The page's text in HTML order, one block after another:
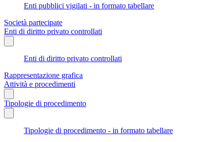
Enti pubblici vigilati - in formato tabellare
Società partecipate
Enti di diritto privato controllati
Enti di diritto privato controllati
Rappresentazione grafica
Attività e procedimenti
Tipologie di procedimento
Tipologie di procedimento - in formato tabellare